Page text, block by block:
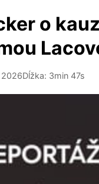
o
2026Dĺžka: 3min 47s